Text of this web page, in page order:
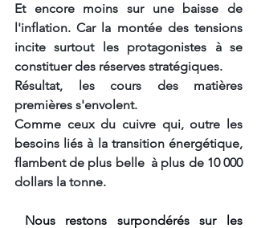
Et encore moins sur une baisse de
l'inflation. Car la montée des tensions
incite surtout les protagonistes à se
constituer des réserves stratégiques.
Résultat, les cours des matières
premières s'envolent.
Comme ceux du cuivre qui, outre les
besoins liés à la transition énergétique,
flambent de plus belle  à plus de 10 000
dollars la tonne.